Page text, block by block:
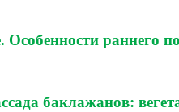
Особенности раннего
баклажанов: